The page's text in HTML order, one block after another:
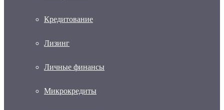
Кредитование
Лизинг
Личные финансы
Микрокредиты